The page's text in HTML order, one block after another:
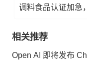
调料食品认证加急
相关推荐
Open AI 即将发布